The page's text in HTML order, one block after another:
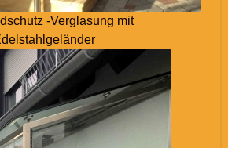
-Verglasung mit